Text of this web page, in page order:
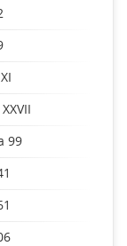
99